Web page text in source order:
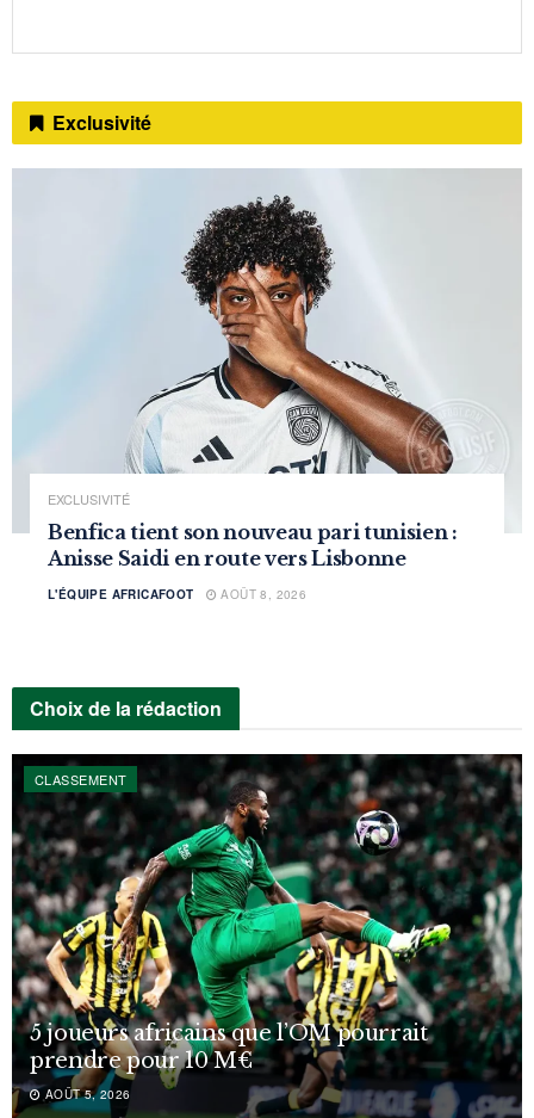
Exclusivité
EXCLUSIVITÉ
Benfica tient son nouveau pari tunisien :
Anisse Saidi en route vers Lisbonne
L'ÉQUIPE AFRICAFOOT AOÛT 8, 2026
Choix de la rédaction
CLASSEMENT
5 joueurs africains que l’OM pourrait
prendre pour 10 M€
AOÛT 5, 2026